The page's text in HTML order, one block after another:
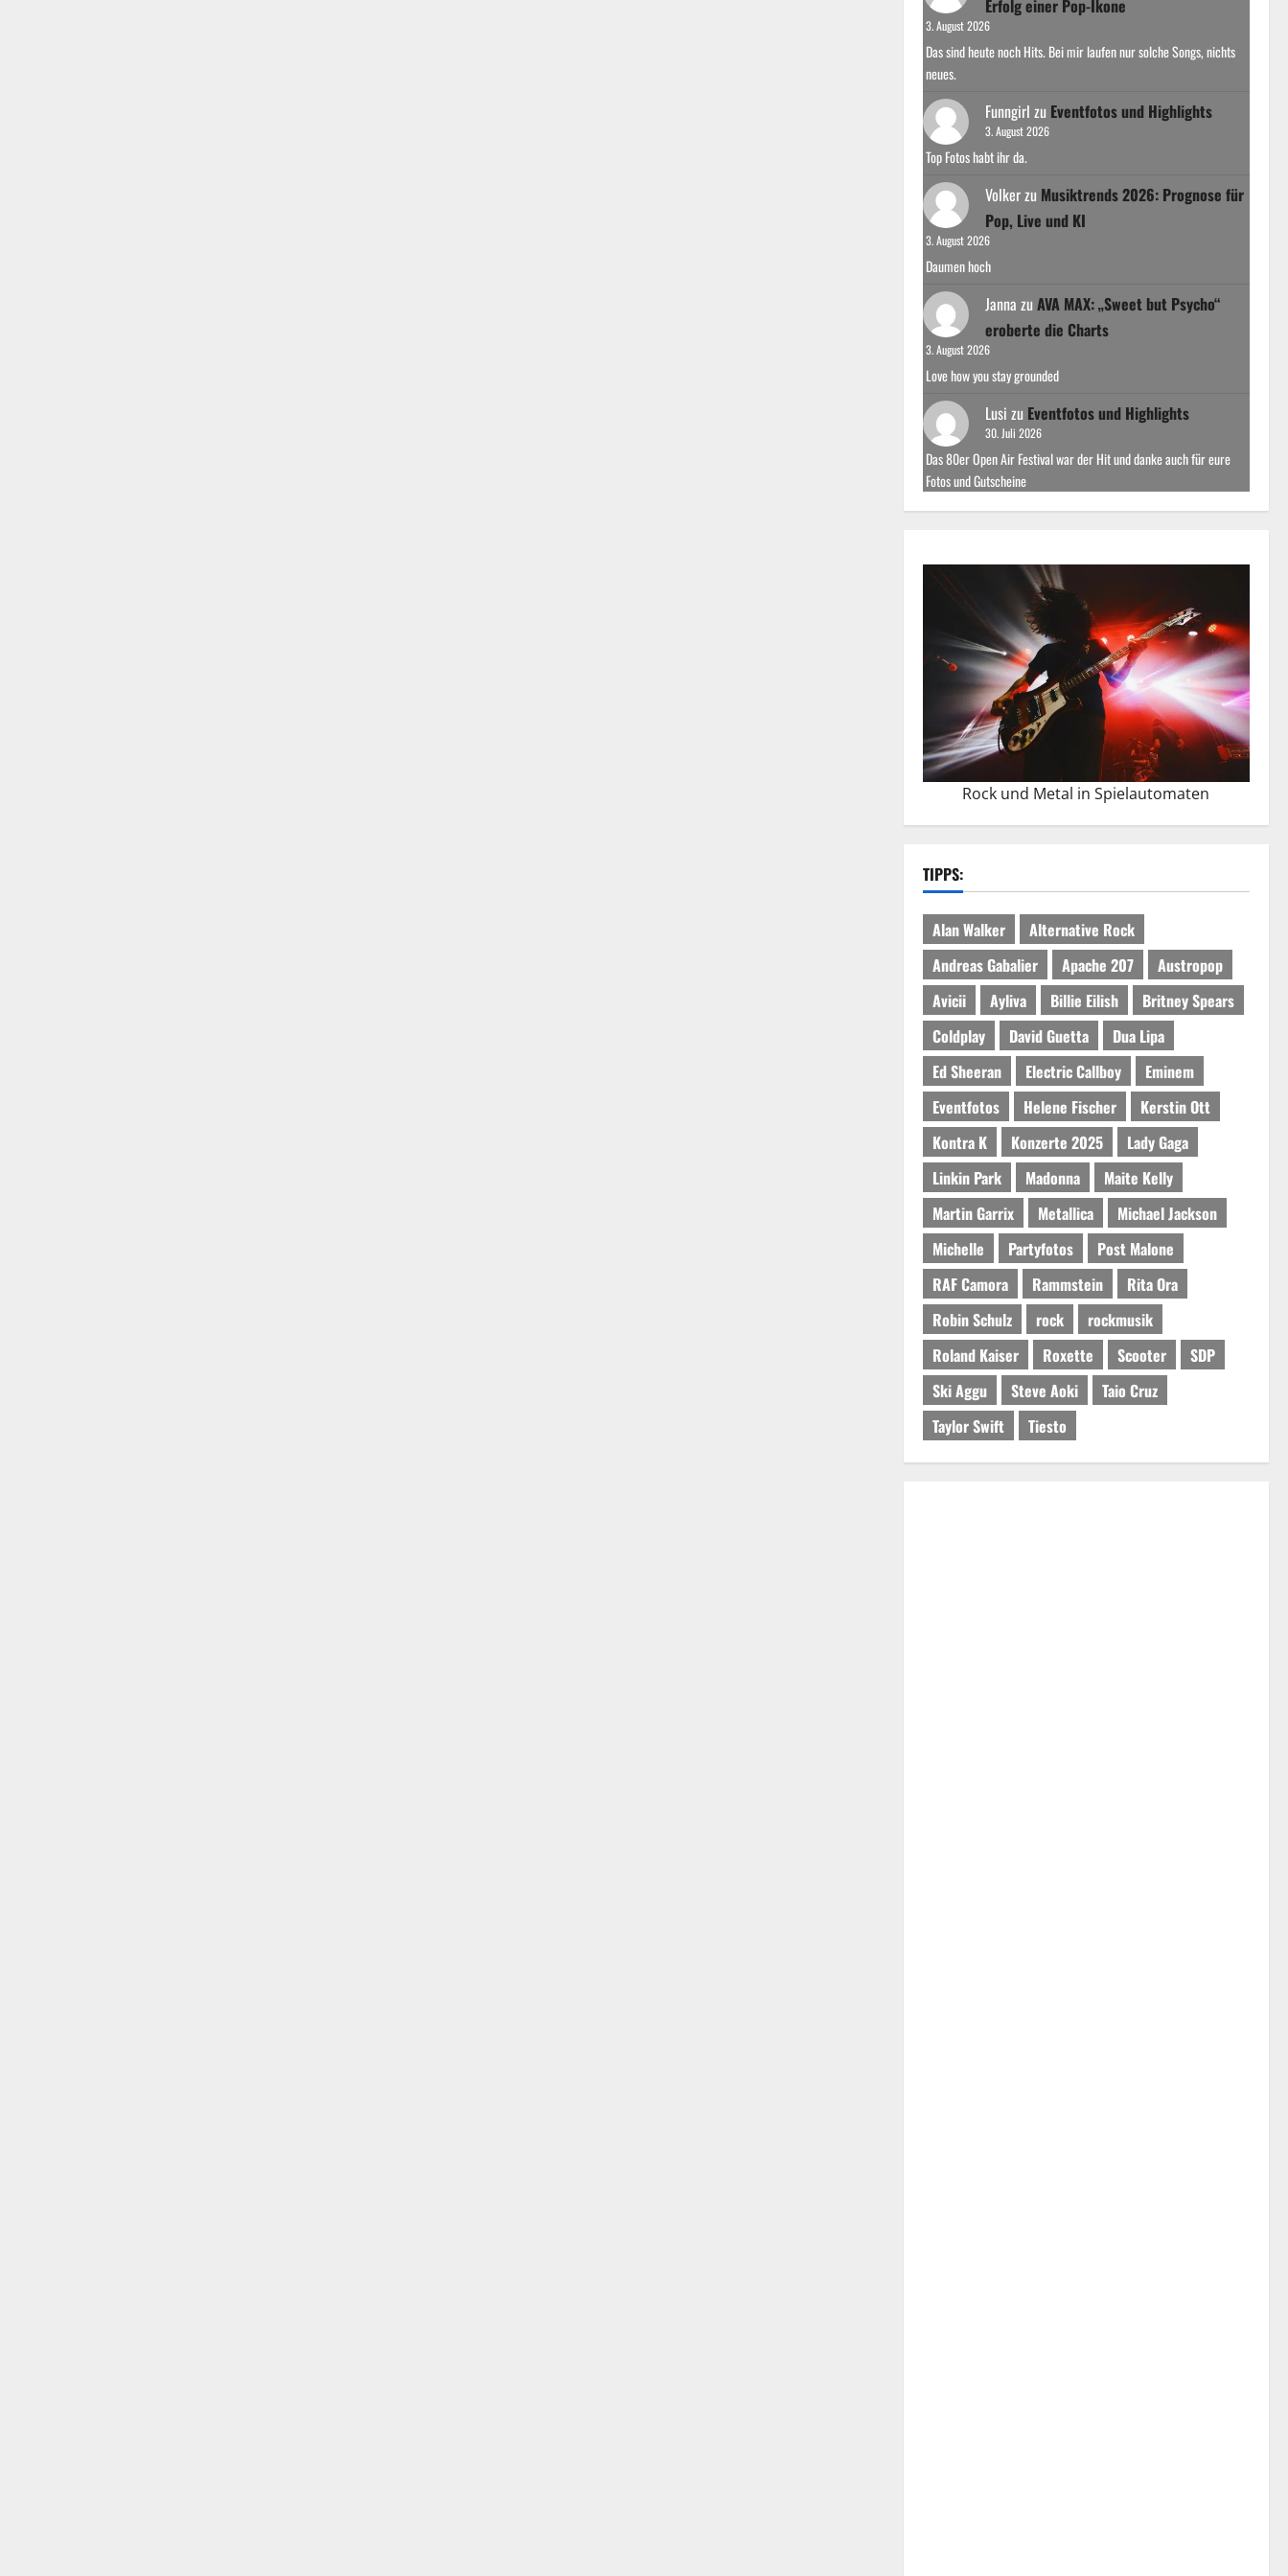
Erfolg einer Pop-Ikone
3. August 2026
Das sind heute noch Hits. Bei mir laufen nur solche Songs, nichts
neues.
Funngirl zu Eventfotos und Highlights
3. August 2026
Top Fotos habt ihr da.
Volkerzu Musiktrends 2026: Prognose für
Pop, Live und KI
3. August 2026
Daumen hoch
Janna zu AVA MAX: „Sweet but Psycho“
eroberte die Charts
3. August 2026
Love how you stay grounded
Lusi zu Eventfotos und Highlights
30. Juli 2026
Das 80er Open Air Festival war der Hit und danke auch für eure
Fotos und Gutscheine
Rock und Metal in Spielautomaten
TIPPS:
Alan Walker
Alternative Rock
Andreas Gabalier
Apache 207
Austropop
Avicii
Ayliva Billie Eilish
Britney Spears
Coldplay
David Guetta
Dua Lipa
Ed Sheeran
Electric Callboy
Eminem
Eventfotos
Helene Fischer
Kerstin Ott
Kontra K
Konzerte 2025
Lady Gaga
Linkin Park
Madonna
Maite Kelly
Martin Garrix
Metallica
Michael Jackson
Michelle
Partyfotos
Post Malone
RAF Camora
Rammstein
Rita Ora
Robin Schulz
rock
rockmusik
Roland Kaiser
Roxette Scooter
SDP
Ski Aggu
Steve Aoki
Taio Cruz
Taylor Swift
Tiesto